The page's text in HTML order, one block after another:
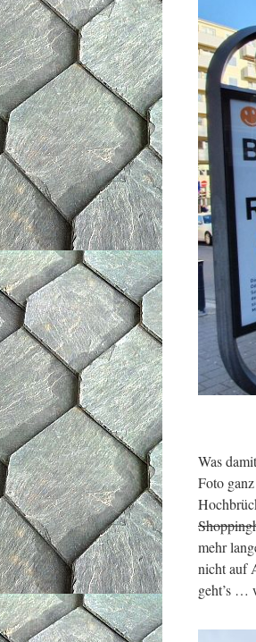
Was
Foto
mehr
nicht auf
geht’s …